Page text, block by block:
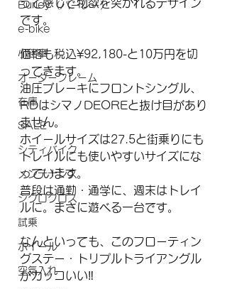
Burley（バーレー）
e-bike
小径車
オーダーフレーム
在庫
SALE
シティバイク
メンテナンス
シクロクロス
試乗
ホイール
空気入れ
って感じで物欲を突かれるデザイン
です。
価格も税込¥92,180-と10万円を切
ってきます。
油圧ブレーキにフロントシングル、
RDはシマノDEOREと抜け目があり
ません。
ホイールサイズは27.5と街乗りにも
トレイルにも使いやすいサイズにな
っています。
普段は通勤・通学に、週末はトレイ
ルに。まさに遊べる一台です。
なんといっても、このフローティン
グステー・トリプルトライアングル
がカッコいい‼️